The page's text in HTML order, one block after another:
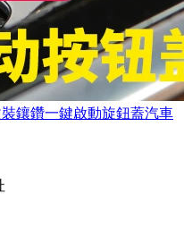
裝鑲鑽一鍵啟動旋鈕蓋汽車